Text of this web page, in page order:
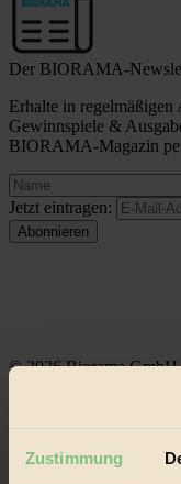
Zustimmung
Der BIORAMA-
Erhalte in
Gewinnspiele &
BIORAMA-Magazin
Jetzt eintragen:
© 2026 Biorama GmbH
Datenschutz